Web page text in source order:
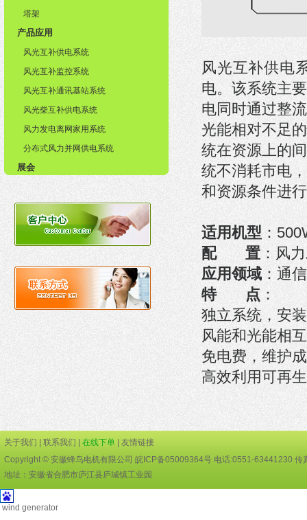
塔架
产品应用
风光互补供电系统
风光互补监控系统
风光互补通讯基站系统
风光柴互补供电系统
风力发电离网家用系统
分布式风力并网供电系统
展会
风光互补供电
电。该系统主
电同时通过整
光能相对不足
统在资源上的
统不消耗市电
和资源条件进
适用机型 ：
配 置 ：风
应用领域 ：通
特 点 ：
独立系统，安
风能和光能相
免电费，维护
高效利用可再
关于我们 联系我们 在线下单
友情链接
Copyright © 安徽蜂鸟电机有限公司 皖ICP备05009364号 电话:0551-63441230 传
地址：安徽省合肥市庐江县庐城镇工业园
wind generator